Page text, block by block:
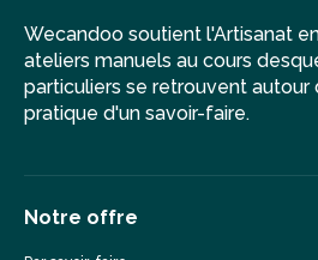
Wecandoo soutient l'Artisanat
ateliers manuels au cours
particuliers se retrouvent autour
pratique d'un savoir-faire.
Notre offre